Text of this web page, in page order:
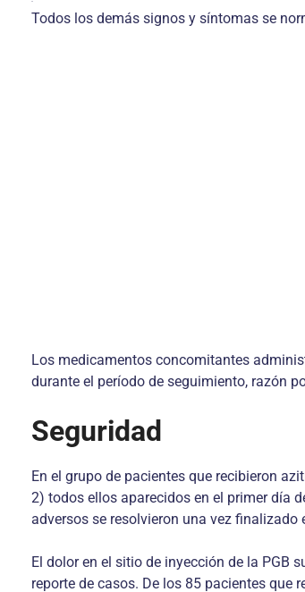
Todos los demás signos y síntomas se
Los medicamentos concomitantes
durante el período de seguimiento, razón
Seguridad
En el grupo de pacientes que recibieron
2) todos ellos aparecidos en el primer día
adversos se resolvieron una vez finalizado
El dolor en el sitio de inyección de la PGB
reporte de casos. De los 85 pacientes que